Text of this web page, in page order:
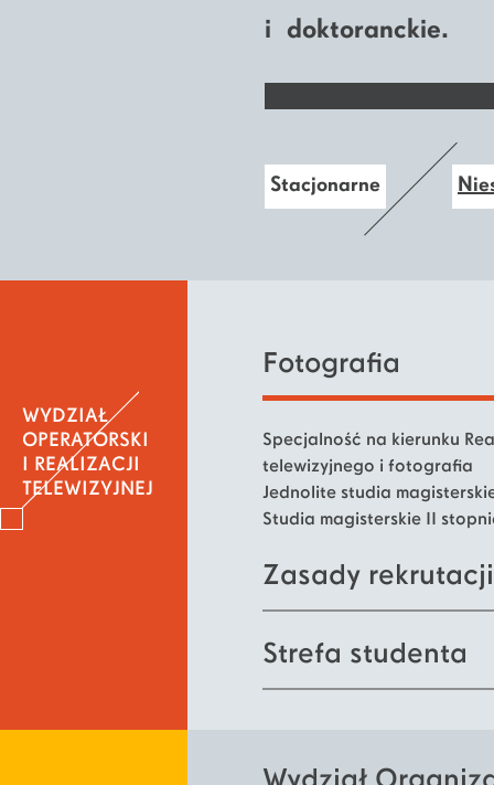
i doktoranckie.
Stacjonarne
WYDZIAŁ
OPERATORSKI
I REALIZACJI
TELEWIZYJNEJ
Fotografia
Specjalność na kierunku
telewizyjnego i fotografia
Jednolite studia
Studia magisterskie II
Zasady rekrutacji
Strefa studenta